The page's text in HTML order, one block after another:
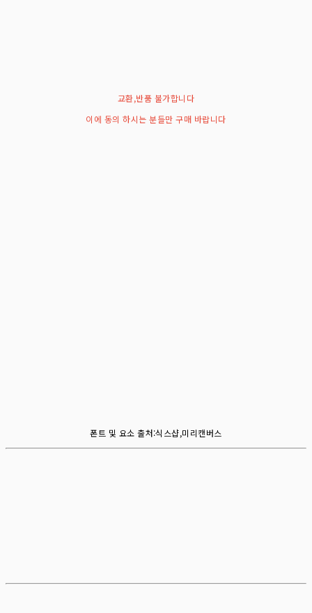
교환,반품 불가합니다
이에 동의 하시는 분들만 구매 바랍니다
폰트 및 요소 출처:식스샵,미리캔버스